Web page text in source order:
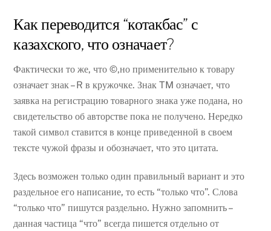
Как переводится “котакбас” с
казахского, что означает?
Фактически то же, что ©,но применительно к товару
означает знак – R в кружочке. Знак TM означает, что
заявка на регистрацию товарного знака уже подана, но
свидетельство об авторстве пока не получено. Нередко
такой символ ставится в конце приведенной в своем
тексте чужой фразы и обозначает, что это цитата.
Здесь возможен только один правильный вариант и это
раздельное его написание, то есть “только что”. Слова
“только что” пишутся раздельно. Нужно запомнить –
данная частица “что” всегда пишется отдельно от